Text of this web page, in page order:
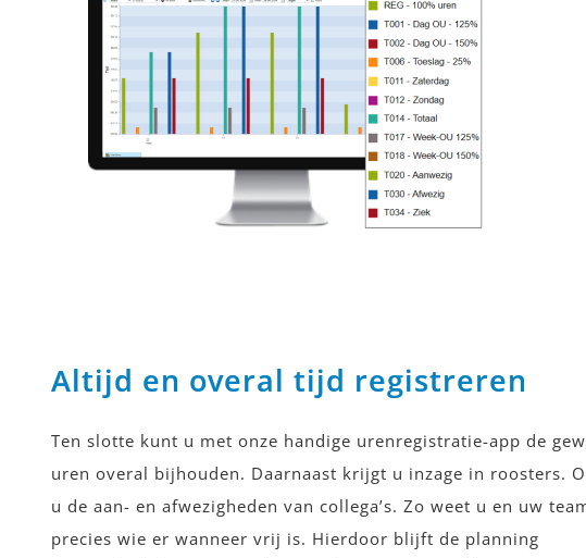
Altijd en overal tijd registreren
Ten slotte kunt u met onze handige urenregistratie-app de
uren overal bijhouden. Daarnaast krijgt u inzage in roosters.
u de aan- en afwezigheden van collega’s. Zo weet u en uw
precies wie er wanneer vrij is. Hierdoor blijft de planning